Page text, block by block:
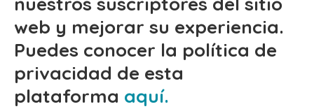
web y mejorar su experiencia.
Puedes conocer la política de
privacidad de esta
plataforma aquí.